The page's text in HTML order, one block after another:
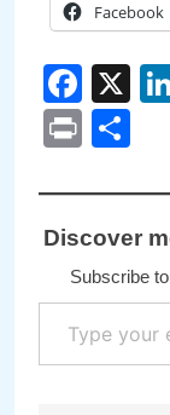
Facebook
X
Print
Discover
Subscribe
Type your email…